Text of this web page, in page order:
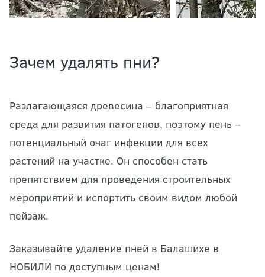
Зачем удалять пни?
Разлагающаяся древесина – благоприятная
среда для развития патогенов, поэтому пень –
потенциальный очаг инфекции для всех
растений на участке. Он способен стать
препятствием для проведения строительных
мероприятий и испортить своим видом любой
пейзаж.
Заказывайте удаление пней в Балашихе в
НОБИЛИ по доступным ценам!